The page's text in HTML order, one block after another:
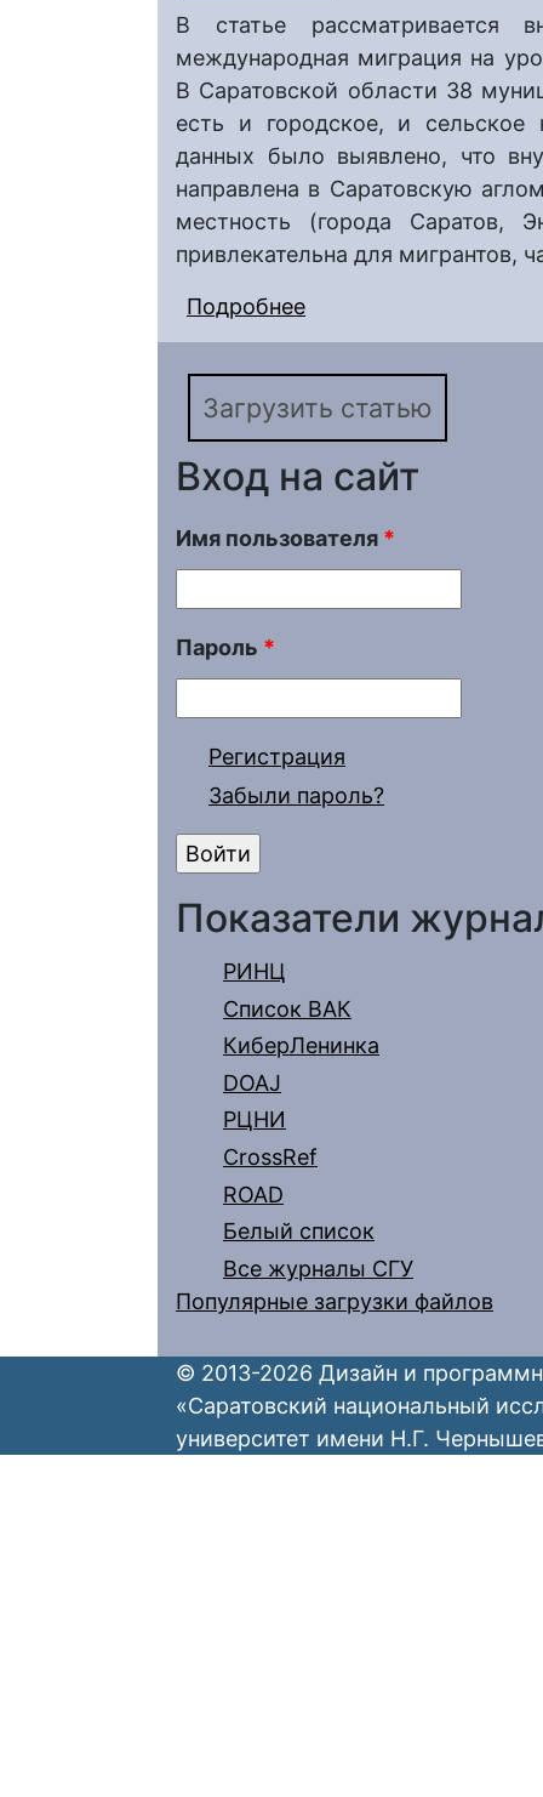
В статье рассматривается
международная миграция на
В Саратовской области 38
есть и городское, и сельское
данных было выявлено, что
направлена в Саратовскую
местность (города Саратов,
привлекательна для мигрантов,
Подробнее
Саратовской области
Загрузить статью
Вход на сайт
Имя пользователя *
Пароль *
Регистрация
Забыли пароль?
Показатели
РИНЦ
Список ВАК
КиберЛенинка
DOAJ
РЦНИ
CrossRef
ROAD
Белый список
Все журналы СГУ
Популярные загрузки файлов
© 2013-2026 Дизайн и
«Саратовский национальный
университет имени Н.Г.